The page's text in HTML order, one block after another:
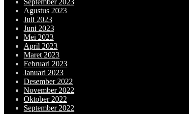
September 2023
Agustus 2023
Juli 2023
Juni 2023
Mei 2023
April 2023
Maret 2023
Februari 2023
Januari 2023
Desember 2022
November 2022
Oktober 2022
September 2022